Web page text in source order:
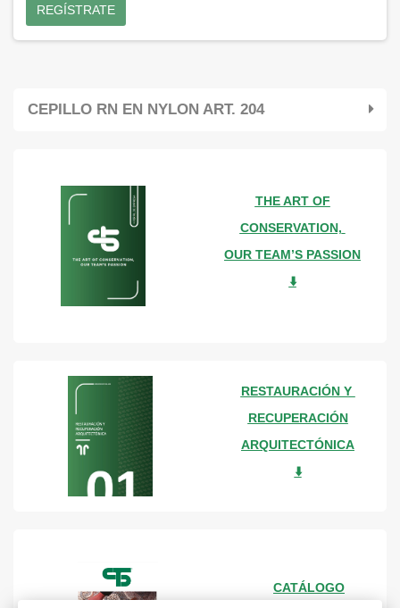
CEPILLO RN EN NYLON ART. 204
THE ART OF
CONSERVATION,
OUR TEAM’S PASSION
⬇️
RESTAURACIÓN Y
RECUPERACIÓN
ARQUITECTÓNICA
⬇️
CATÁLOGO
REGÍSTRATE